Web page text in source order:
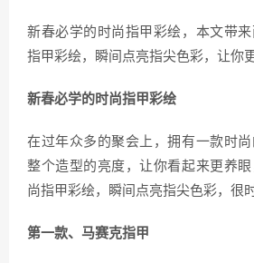
新春必学的时尚指甲彩绘，本文带
指甲彩绘，瞬间点亮指尖色彩，让你
新春必学的时尚指甲彩绘
在过年众多的聚会上，拥有一款时
整个造型的亮度，让你看起来更养
尚指甲彩绘，瞬间点亮指尖色彩，很
第一款、马赛克指甲